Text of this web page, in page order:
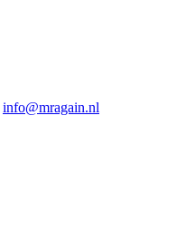
info@mragain.nl